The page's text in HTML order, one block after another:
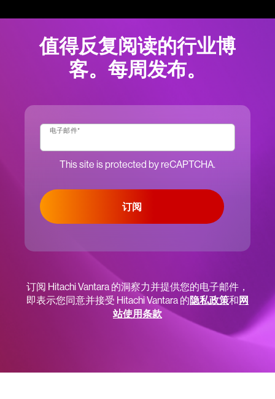
值得反复阅读的行业博
客。每周发布。
电子邮件*
This site is protected by reCAPTCHA.
订阅
订阅 Hitachi Vantara 的洞察力并提供您的电子邮件，
即表示您同意并接受 Hitachi Vantara 的隐私政策和 网
站使用条款